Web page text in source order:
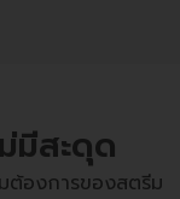
มีสะดุด
ต้องการของสตรีม